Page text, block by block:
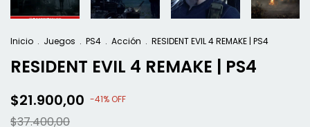
Inicio . Juegos . PS4 . Acción . RESIDENT EVIL 4 REMAKE | PS4
RESIDENT EVIL 4 REMAKE | PS4
$21.900,00 -41% OFF
$37.400,00